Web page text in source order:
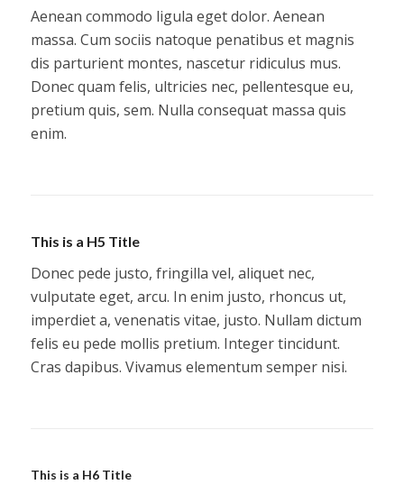
Aenean commodo ligula eget dolor. Aenean
massa. Cum sociis natoque penatibus et magnis
dis parturient montes, nascetur ridiculus mus.
Donec quam felis, ultricies nec, pellentesque eu,
pretium quis, sem. Nulla consequat massa quis
enim.
This is a H5 Title
Donec pede justo, fringilla vel, aliquet nec,
vulputate eget, arcu. In enim justo, rhoncus ut,
imperdiet a, venenatis vitae, justo. Nullam dictum
felis eu pede mollis pretium. Integer tincidunt.
Cras dapibus. Vivamus elementum semper nisi.
This is a H6 Title